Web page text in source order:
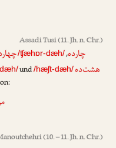
Assadi Tusi(11. Jh. n. Chr.)
چارده,
/ʧæhɒr-dæh/
und/hæʃt-dæh/هشت‌ده
(10. – 11. Jh. n. Chr.)